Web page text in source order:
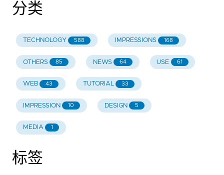
分类
TECHNOLOGY 588 IMPRESSIONS 168
OTHERS 85 NEWS 64 USE 61
WEB 43 TUTORIAL 33
IMPRESSION 10 DESIGN 5
MEDIA 1
标签